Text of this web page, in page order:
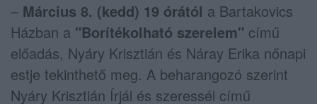
– Március 8. (kedd) 19 órától a Bartakovics
Házban a "Borítékolható szerelem" című
előadás, Nyáry Krisztián és Náray Erika nőnapi
estje tekinthető meg. A beharangozó szerint
Nyáry Krisztián Írjál és szeressél című